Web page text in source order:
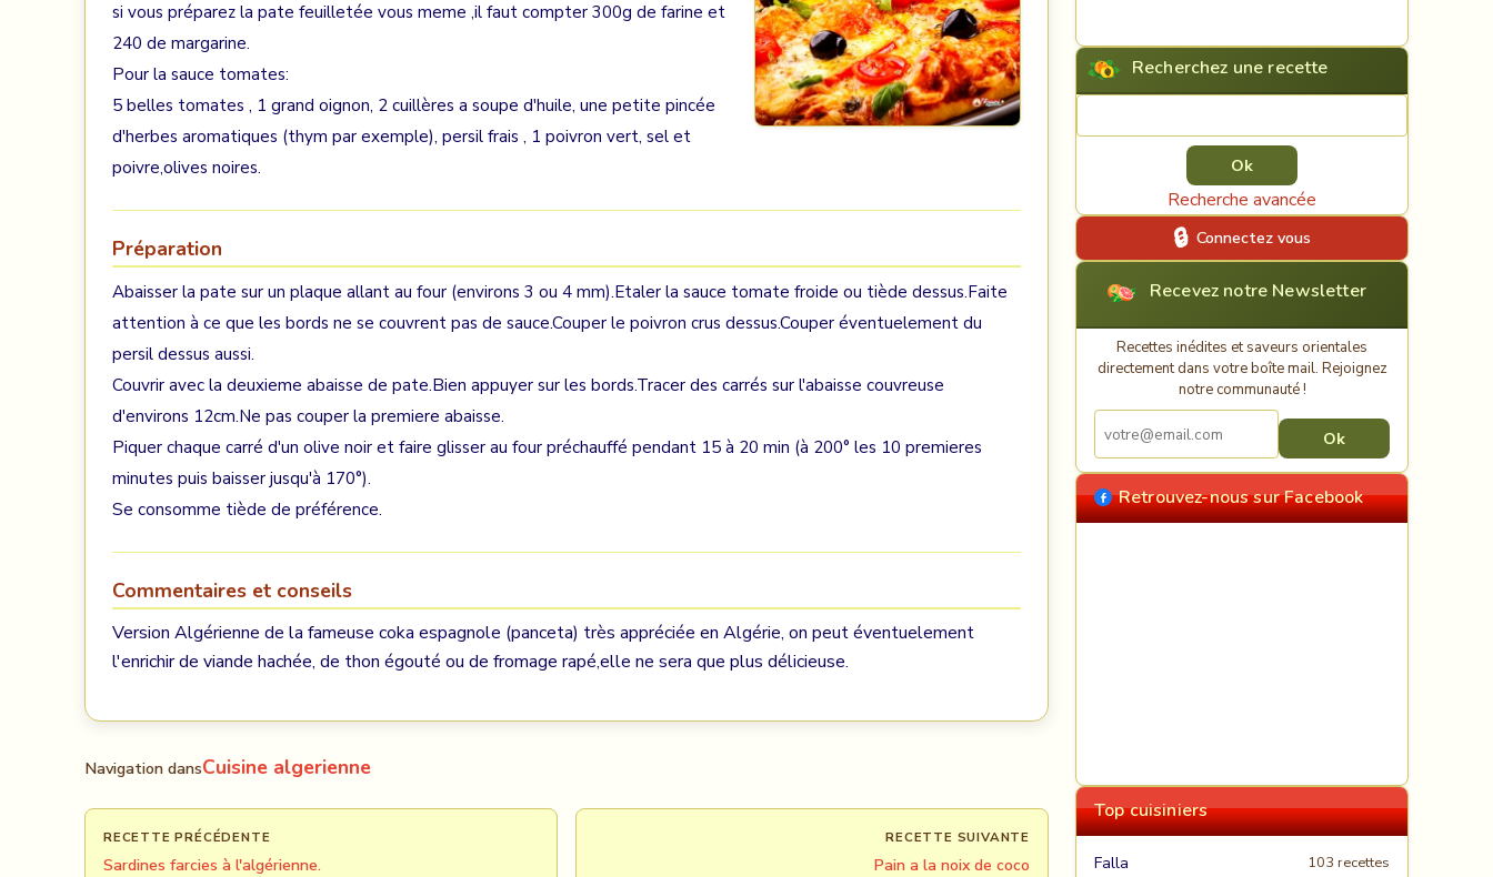
si vous préparez la pate feuilletée vous meme ,il faut compter 300g de farine et
240 de margarine.
Pour la sauce tomates:
5 belles tomates , 1 grand oignon, 2 cuillères a soupe d'huile, une petite pincée
d'herbes aromatiques (thym par exemple), persil frais , 1 poivron vert, sel et
poivre,olives noires.
Préparation
Abaisser la pate sur un plaque allant au four (environs 3 ou 4 mm).Etaler la sauce tomate froide ou tiède dessus.Faite
attention à ce que les bords ne se couvrent pas de sauce.Couper le poivron crus dessus.Couper éventuelement du
persil dessus aussi.
Couvrir avec la deuxieme abaisse de pate.Bien appuyer sur les bords.Tracer des carrés sur l'abaisse couvreuse
d'environs 12cm.Ne pas couper la premiere abaisse.
Piquer chaque carré d'un olive noir et faire glisser au four préchauffé pendant 15 à 20 min (à 200° les 10 premieres
minutes puis baisser jusqu'à 170°).
Se consomme tiède de préférence.
Commentaires et conseils
Version Algérienne de la fameuse coka espagnole (panceta) très appréciée en Algérie, on peut éventuelement
l'enrichir de viande hachée, de thon égouté ou de fromage rapé,elle ne sera que plus délicieuse.
Navigation dansCuisine algerienne
RECETTE PRÉCÉDENTE
Sardines farcies à l'algérienne.
RECETTE SUIVANTE
Pain a la noix de coco
Recherchez une recette
Recherche avancée
Connectez vous
Recevez notre Newsletter
Recettes inédites et saveurs orientales
directement dans votre boîte mail. Rejoignez
notre communauté !
Retrouvez-nous sur Facebook
Top cuisiniers
Falla 103 recettes